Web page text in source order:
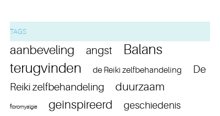
TAGS
aanbeveling angst
Balans
terugvinden
de Reiki zelfbehandeling
De
Reiki zelfbehandeling
duurzaam
fibromyalgie geinspireerd geschiedenis